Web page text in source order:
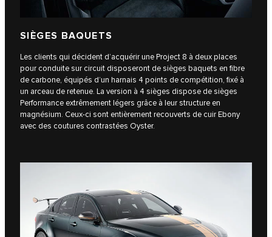
SIÈGES BAQUETS
Les clients qui décident d’acquérir une Project 8 à deux places
pour conduite sur circuit disposeront de sièges baquets en fibre
de carbone, équipés d’un harnais 4 points de compétition, fixé à
un arceau de retenue. La version à 4 sièges dispose de sièges
Performance extrêmement légers grâce à leur structure en
magnésium. Ceux-ci sont entièrement recouverts de cuir Ebony
avec des coutures contrastées Oyster.